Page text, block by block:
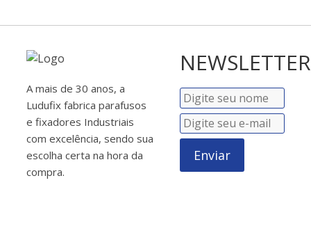
A mais de 30 anos, a
Ludufix fabrica parafusos
e fixadores Industriais
com excelência, sendo sua
escolha certa na hora da
compra.
NEWSLETTER
Enviar